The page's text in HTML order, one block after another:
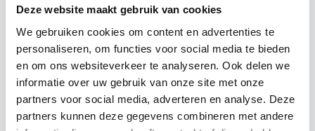
Deze website maakt gebruik van cookies
We gebruiken cookies om content en advertenties te
personaliseren, om functies voor social media te bieden
en om ons websiteverkeer te analyseren. Ook delen we
informatie over uw gebruik van onze site met onze
partners voor social media, adverteren en analyse. Deze
partners kunnen deze gegevens combineren met andere
aider !
Vous avez besoin d'une aide pour la mise en place
d'une vente ? Vous souhaitez obtenir plus
d'informations sur nos produits ? N'hésitez pas à
prendre contact avec nos experts. Ils ont déjà bien
compris ce que vous attendiez d'eux !